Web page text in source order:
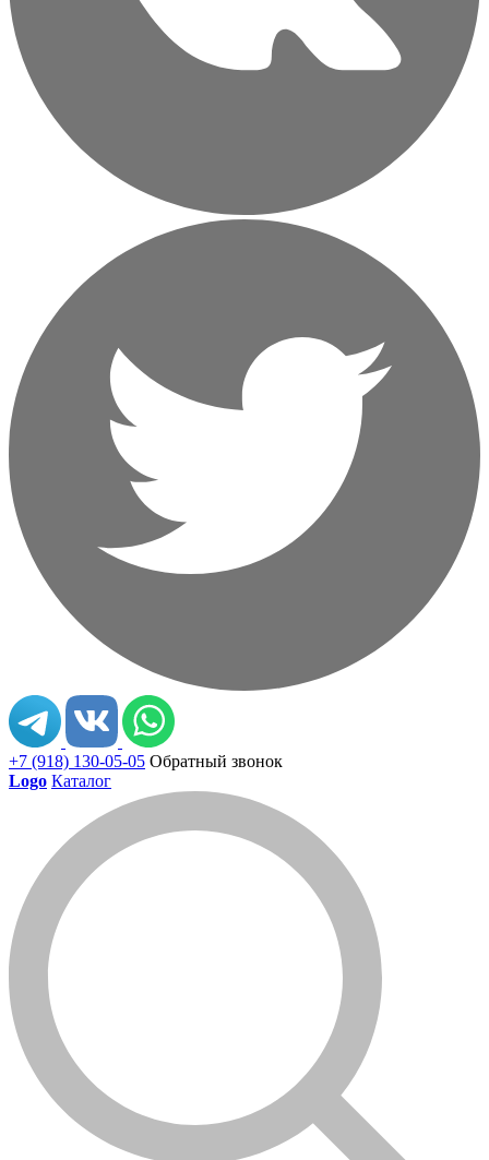
+7 (918) 130-05-05 Обратный звонок
Logo Каталог